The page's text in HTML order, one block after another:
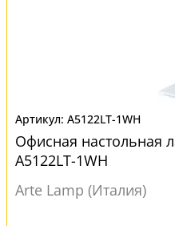
A5122LT-1WH
Офисная настольная
A5122LT-1WH
Arte Lamp (Италия)